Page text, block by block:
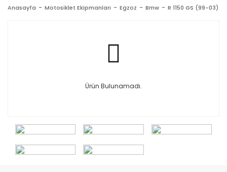
Anasayfa Motosiklet Ekipmanları Egzoz Bmw R 1150 GS (99-03)
Ürün Bulunamadı.